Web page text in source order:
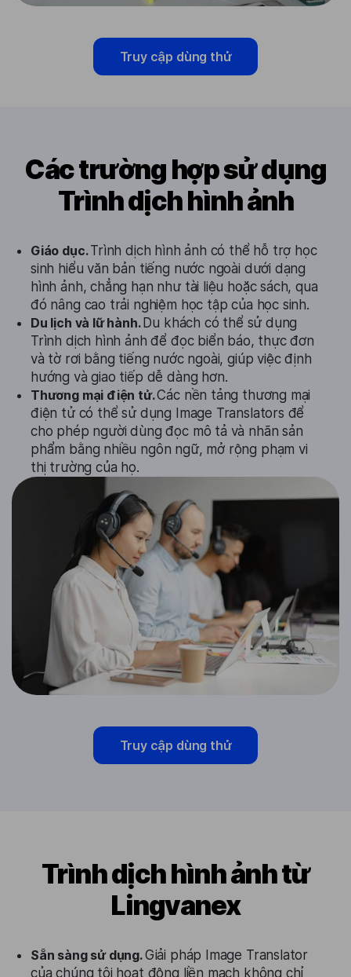
Truy cập dùng thử
Các trường hợp sử dụng
Trình dịch hình ảnh
Giáo dục.Trình dịch hình ảnh có thể hỗ trợ học
sinh hiểu văn bản tiếng nước ngoài dưới dạng
hình ảnh, chẳng hạn như tài liệu hoặc sách, qua
đó nâng cao trải nghiệm học tập của học sinh.
Du lịch và lữ hành. Du khách có thể sử dụng
Trình dịch hình ảnh để đọc biển báo, thực đơn
và tờ rơi bằng tiếng nước ngoài, giúp việc định
hướng và giao tiếp dễ dàng hơn.
Thương mại điện tử.Các nền tảng thương mại
điện tử có thể sử dụng Image Translators để
cho phép người dùng đọc mô tả và nhãn sản
phẩm bằng nhiều ngôn ngữ, mở rộng phạm vi
thị trường của họ.
Truy cập dùng thử
Trình dịch hình ảnh từ
Lingvanex
Sẵn sàng sử dụng.Giải pháp Image Translator
của chúng tôi hoạt động liền mạch không chỉ